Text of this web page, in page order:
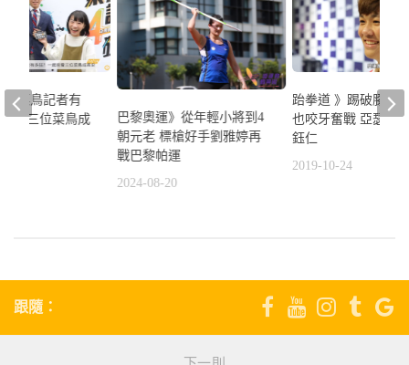
巴黎奧運》從年輕小將到4
朝元老 標槍好手劉雅婷再
戰巴黎帕運
2024-08-20
跆拳道 》踢破膝蓋
也咬牙奮戰 亞瑟士
鈺仁
2019-10-24
》菜鳥記者有
看三位菜鳥成
跟隨：